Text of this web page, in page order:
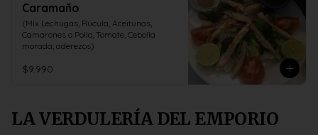
Caramaño
(Mix Lechugas, Rúcula, Aceitunas,
Camarones o Pollo, Tomate, Cebolla
morada, aderezos)
$9.990
LA VERDULERÍA DEL EMPORIO